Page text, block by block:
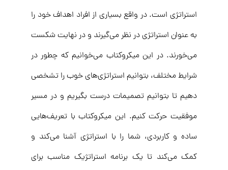
استراتژی است. در واقع بسیاری از افراد اهداف خود را
به عنوان استراتژی در نظر می‌گیرند و در نهایت شکست
می‌خورند. در این میکروکتاب می‌خوانیم که چطور در
شرایط مختلف، بتوانیم استراتژی‌های خوب را تشخصی
دهیم تا بتوانیم تصمیمات درست بگیریم و در مسیر
موفقیت حرکت کنیم. این میکروکتاب با تعریف‌هایی
ساده و کاربردی، شما را با استراتژی آشنا می‌کند و
کمک می‌کند تا یک برنامه استراتژیک مناسب برای